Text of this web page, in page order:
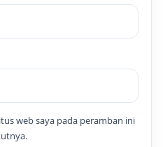
web saya pada peramban ini